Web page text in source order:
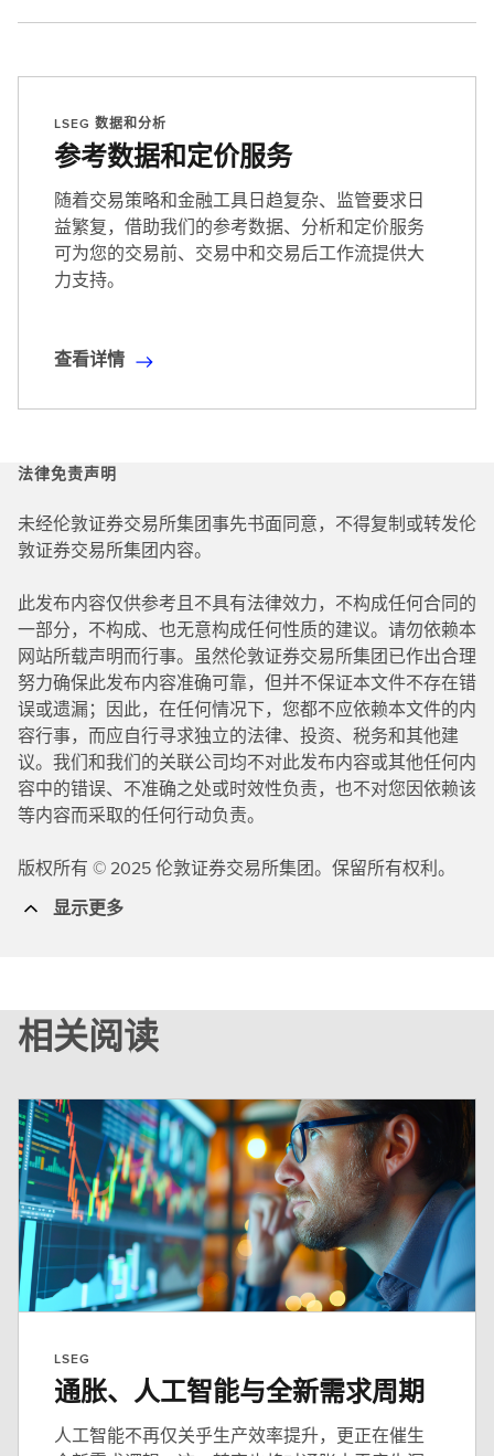
LSEG 数据和分析
参考数据和定价服务
随着交易策略和金融工具日趋复杂、监管要求日
益繁复，借助我们的参考数据、分析和定价服务
可为您的交易前、交易中和交易后工作流提供大
力支持。
查
查看详情
法律免责声明
未经伦敦证券交易所集团事先书面同意，不得复制或转发伦
敦证券交易所集团内容。
此发布内容仅供参考且不具有法律效力，不构成任何合同的
一部分，不构成、也无意构成任何性质的建议。请勿依赖本
网站所载声明而行事。虽然伦敦证券交易所集团已作出合理
努力确保此发布内容准确可靠，但并不保证本文件不存在错
误或遗漏；因此，在任何情况下，您都不应依赖本文件的内
容行事，而应自行寻求独立的法律、投资、税务和其他建
议。我们和我们的关联公司均不对此发布内容或其他任何内
容中的错误、不准确之处或时效性负责，也不对您因依赖该
等内容而采取的任何行动负责。
版权所有 © 2025 伦敦证券交易所集团。保留所有权利。
显示更多
相关阅读
LSEG
通胀、人工智能与全新需求周期
人工智能不再仅关乎生产效率提升，更正在催生